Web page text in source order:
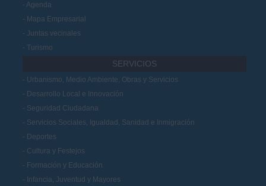
Agenda
Mapa Empresarial
Juntas vecinales
Turismo
SERVICIOS
Urbanismo, Medio Ambiente, Obras y Servicios
Desarrollo Local e Innovación
Seguridad Ciudadana
Servicios Sociales, Igualdad, Sanidad e Inmigración
Deportes
Cultura y Festejos
Formación y Educación
Infancia, Juventud y Mayores